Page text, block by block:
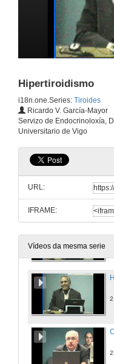
Hipertiroidismo
i18n.one.Series: Tiroides
Ricardo V. García-Mayor
Servizo de Endocrinoloxía,
Universitario de Vigo
URL:
IFRAME:
Vídeos da mesma serie